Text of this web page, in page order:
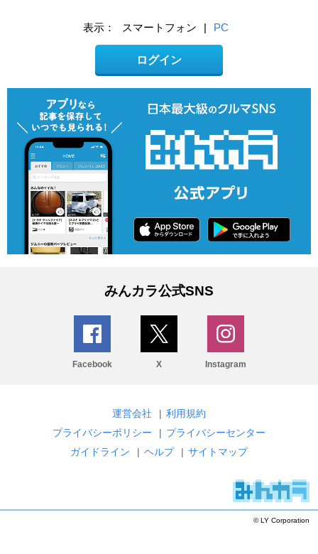
表示： スマートフォン | PC
ログイン
みんカラ公式SNS
Facebook X Instagram
運営会社 | 利用規約
プライバシーポリシー
| プライバシーセンター
ガイドライン
| ヘルプ | サイトマップ
© LY Corporation